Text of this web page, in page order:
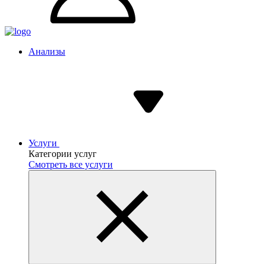
Анализы
Услуги
Категории услуг
Смотреть все услуги